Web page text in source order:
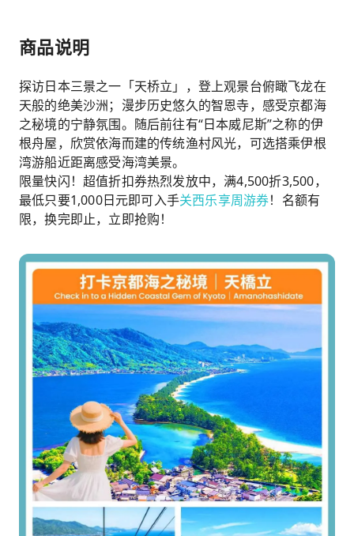
商品说明
探访日本三景之一「天桥立」，登上观景台俯瞰飞龙在
天般的绝美沙洲；漫步历史悠久的智恩寺，感受京都海
之秘境的宁静氛围。随后前往有“日本威尼斯”之称的伊
根舟屋，欣赏依海而建的传统渔村风光，可选搭乘伊根
湾游船近距离感受海湾美景。
限量快闪！超值折扣券热烈发放中，满4,500折3,500，
最低只要1,000日元即可入手关西乐享周游券！名额有
限，换完即止，立即抢购！